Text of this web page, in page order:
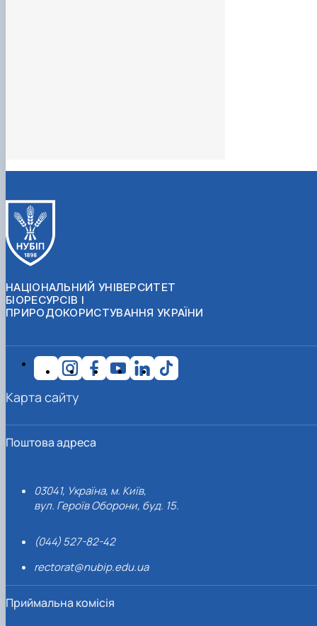
НАЦІОНАЛЬНИЙ УНІВЕРСИТЕТ
БІОРЕСУРСІВ І
ПРИРОДОКОРИСТУВАННЯ УКРАЇНИ
Поштова адреса
03041, Україна, м. Київ,
вул. Героїв Оборони, буд. 15.
(044) 527-82-42
rectorat@nubip.edu.ua
Приймальна комісія
Карта сайту